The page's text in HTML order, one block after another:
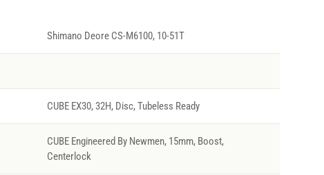
Shimano Deore CS-M6100, 10-51T
CUBE EX30, 32H, Disc, Tubeless Ready
CUBE Engineered By Newmen, 15mm, Boost,
Centerlock